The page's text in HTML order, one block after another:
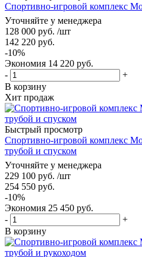
Спортивно-игровой комплекс
Уточняйте у менеджера
128 000 руб. /шт
142 220 руб.
-10%
Экономия 14 220 руб.
-
+
В корзину
Хит продаж
Быстрый просмотр
Спортивно-игровой комплекс
трубой и спуском
Уточняйте у менеджера
229 100 руб. /шт
254 550 руб.
-10%
Экономия 25 450 руб.
-
+
В корзину